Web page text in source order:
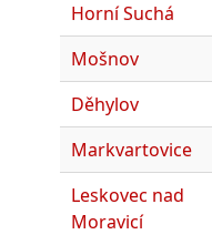
Horní Suchá
Mošnov
Děhylov
Markvartovice
Leskovec nad
Moravicí